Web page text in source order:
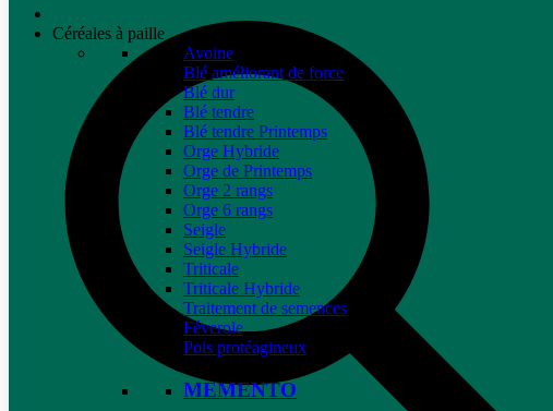
Céréales à paille
Avoine
Blé améliorant de force
Blé dur
Blé tendre
Blé tendre Printemps
Orge Hybride
Orge de Printemps
Orge 2 rangs
Orge 6 rangs
Seigle
Seigle Hybride
Triticale
Triticale Hybride
Traitement de semences
Féverole
Pois protéagineux
MEMENTO